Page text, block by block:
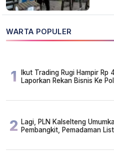
WARTA POPULER
1
Ikut Trading Rugi Hampir Rp
Laporkan Rekan Bisnis Ke
2 Lagi, PLN Kalselteng
Pembangkit, Pemadaman